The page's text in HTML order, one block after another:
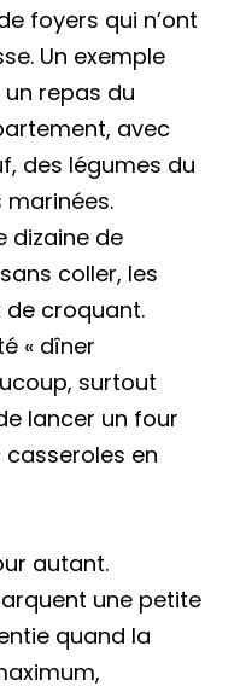
foyers qui n’ont
Un exemple
repas du
avec
des légumes du
dizaine de
coller, les
de croquant.
« dîner
surtout
lancer un four
casseroles en
autant.
une petite
quand la